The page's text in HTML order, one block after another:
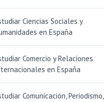
Ciencias Sociales y
en España
Comercio y Relaciones
en España
Comunicación, Periodismo,